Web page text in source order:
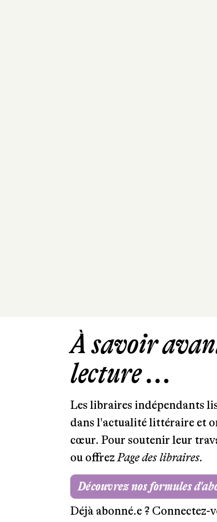
À savoir
lecture ...
Les libraires indépendants
dans l'actualité littéraire et
cœur. Pour soutenir leur
ou offrezPage des libraires.
Découvrez nos formules
Déjà abonné.e ? Connectez-